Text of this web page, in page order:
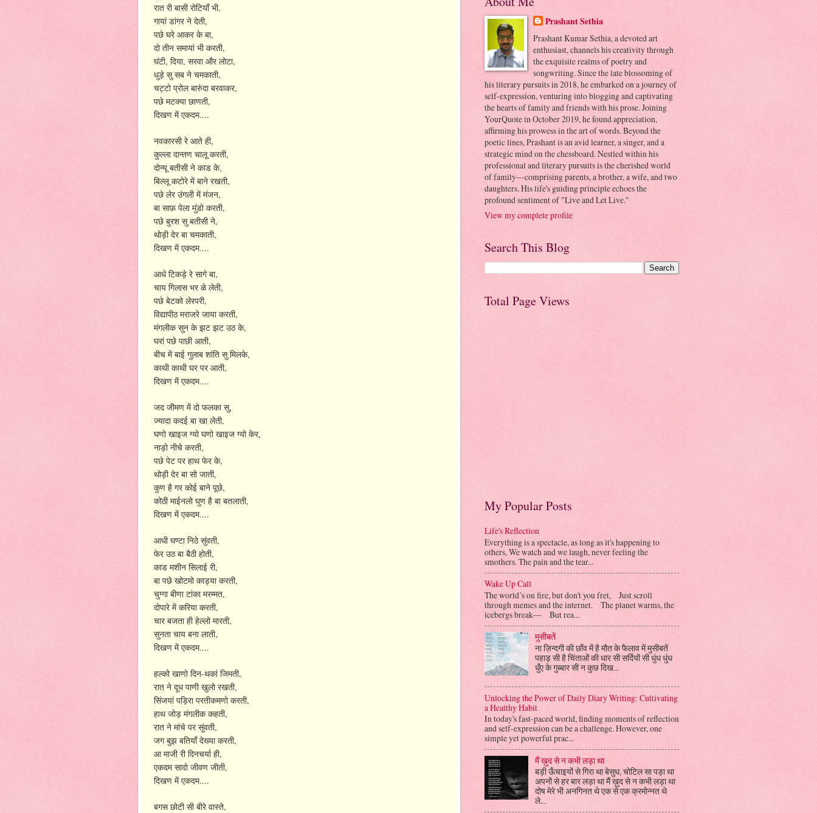
रात री बासी रोटियाँ भी,
गायां डांगर ने देती,
पछे घरे आकर के बा,
दो तीन समायां भी करती,
घंटी, दिया, सरवा और लोटा,
धुड़े सु सब ने चमकाती,
चट्टो प्रोल बारुंदा बरवाकर,
पछे मटक्या छाणती,
दिखण में एकदम....
नवकारसी रे आते ही,
कुल्ला दान्तण चालू करती,
दोन्यू बतीसी ने काड के,
बिल्लू कटोरे में बाने रखती,
पछे लेर उंगली में मंजन,
बा साफ़ पेला मुंडो करती,
पछे बुरश सु बतीसी ने,
थोड़ी देर बा चमकाती,
दिखण में एकदम....
आधे टिकड़े रे सागे बा,
चाय गिलास भर ळे लेती,
पछे बेटको लेरपरी,
विद्यापीठ मराजरे जाया करती,
मंगलीक सुन के झट झट उठ के,
घरां पछे पाछी आती,
बीच में बाई गुलाब शांति सु मिलके,
काथी काथी घर पर आती,
दिखण में एकदम....
जद जीमण में दो फलका सु,
ज्यादा कदई बा खा लेती,
घणो खाइज ग्यो घणो खाइज ग्यो केर,
नाड़ो नीचे करती,
पछे पेट पर हाथ फेर के,
थोड़ी देर बा सो जाती,
कुण है गर कोई बाने पूछे,
कोठी माईनलो घुण है बा बतलाती,
दिखण में एकदम....
आधी घण्टा निठे सुंवती,
फेर उठ बा बैठी होती,
काड मशीन सिलाई री,
बा पछे खोटमो काड्या करती,
चुग्गा बीणा टांका मरम्मत,
दोपारे में करिया करती,
चार बजता ही हेल्लो मारती,
सुनता चाय बना लाती,
दिखण में एकदम....
हल्को खाणो दिन-थकां जिमती,
रात ने दूध पाणी खुलो रखती,
सिंजयां पड़िरा परतीकमणो करती,
हाथ जोड़ मंगलीक कहती,
रात ने मांचे पर सुंवती,
जग बुझ बतियाँ देख्या करती,
आ माजी री दिनचर्या ही,
एकदम सादो जीवण जीती,
दिखण में एकदम....
बगस छोटी सी बीरे वास्ते,
Prashant Sethia
Prashant Kumar Sethia, a devoted art
enthusiast, channels his creativity through
the exquisite realms of poetry and
songwriting. Since the late blossoming of
his literary pursuits in 2018, he embarked on a journey of
self-expression, venturing into blogging and captivating
the hearts of family and friends with his prose. Joining
YourQuote in October 2019, he found appreciation,
affirming his prowess in the art of words. Beyond the
poetic lines, Prashant is an avid learner, a singer, and a
strategic mind on the chessboard. Nestled within his
professional and literary pursuits is the cherished world
of family—comprising parents, a brother, a wife, and two
daughters. His life's guiding principle echoes the
profound sentiment of "Live and Let Live."
View my complete profile
Search This Blog
Total Page Views
My Popular Posts
Life's Reflection
Everything is a spectacle, as long as it's happening to
others, We watch and we laugh, never feeling the
smothers. The pain and the tear...
Wake Up Call
The world’s on fire, but don't you fret, Just scroll
through memes and the internet. The planet warms, the
icebergs break— But rea...
मुसीबतें
ना ज़िन्दगी की छाँव में है मौत के फैलाव में मुसीबतें
पहाड़ सी है चिंताओं की धार सी सर्दियों सी धुंध धुंध
धुँए के गुब्बार सी न कुछ दिख...
Unlocking the Power of Daily Diary Writing: Cultivating
a Healthy Habit
In today's fast-paced world, finding moments of reflection
and self-expression can be a challenge. However, one
simple yet powerful prac...
मैं ख़ुद से न कभी लड़ा था
बड़ी ऊँचाइयों से गिरा था बेसुध, चोटिल सा पड़ा था
अपनों से हर बार लड़ा था मैं ख़ुद से न कभी लड़ा था
दोष मेरे भी अनगिनत थे एक से एक क्रमोन्नत थे
ले...